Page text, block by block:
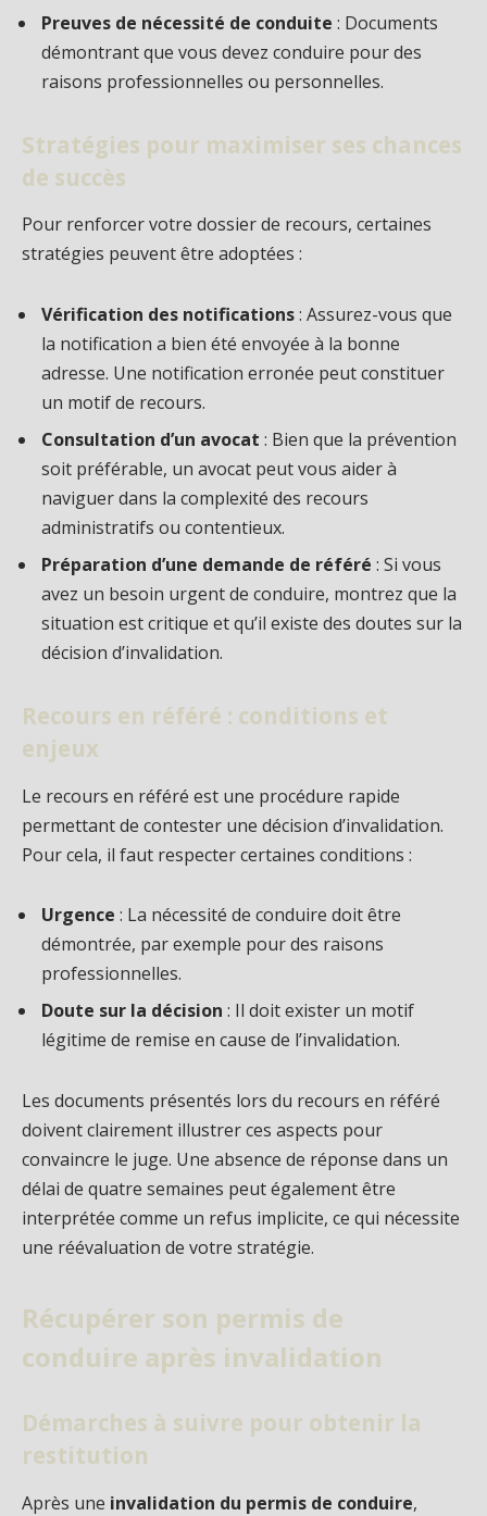
Preuves de nécessité de conduite : Documents
démontrant que vous devez conduire pour des
raisons professionnelles ou personnelles.
Stratégies pour maximiser ses chances
de succès
Pour renforcer votre dossier de recours, certaines
stratégies peuvent être adoptées :
Vérification des notifications: Assurez-vous que
la notification a bien été envoyée à la bonne
adresse. Une notification erronée peut constituer
un motif de recours.
Consultation d’un avocat : Bien que la prévention
soit préférable, un avocat peut vous aider à
naviguer dans la complexité des recours
administratifs ou contentieux.
Préparation d’une demande de référé : Si vous
avez un besoin urgent de conduire, montrez que la
situation est critique et qu’il existe des doutes sur la
décision d’invalidation.
Recours en référé : conditions et
enjeux
Le recours en référé est une procédure rapide
permettant de contester une décision d’invalidation.
Pour cela, il faut respecter certaines conditions :
Urgence : La nécessité de conduire doit être
démontrée, par exemple pour des raisons
professionnelles.
Doute sur la décision : Il doit exister un motif
légitime de remise en cause de l’invalidation.
Les documents présentés lors du recours en référé
doivent clairement illustrer ces aspects pour
convaincre le juge. Une absence de réponse dans un
délai de quatre semaines peut également être
interprétée comme un refus implicite, ce qui nécessite
une réévaluation de votre stratégie.
Récupérer son permis de
conduire après invalidation
Démarches à suivre pour obtenir la
restitution
Après une invalidation du permis de conduire,